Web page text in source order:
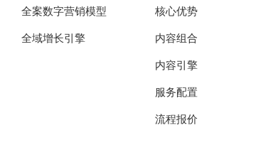
全案数字营销模型
全域增长引擎
核心优势
内容组合
内容引擎
服务配置
流程报价